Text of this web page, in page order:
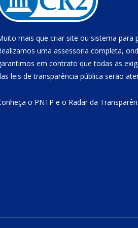
mais que criar site ou sistema para
uma assessoria completa,
em contrato que todas as
leis de transparência pública serão
o PNTP e o Radar da